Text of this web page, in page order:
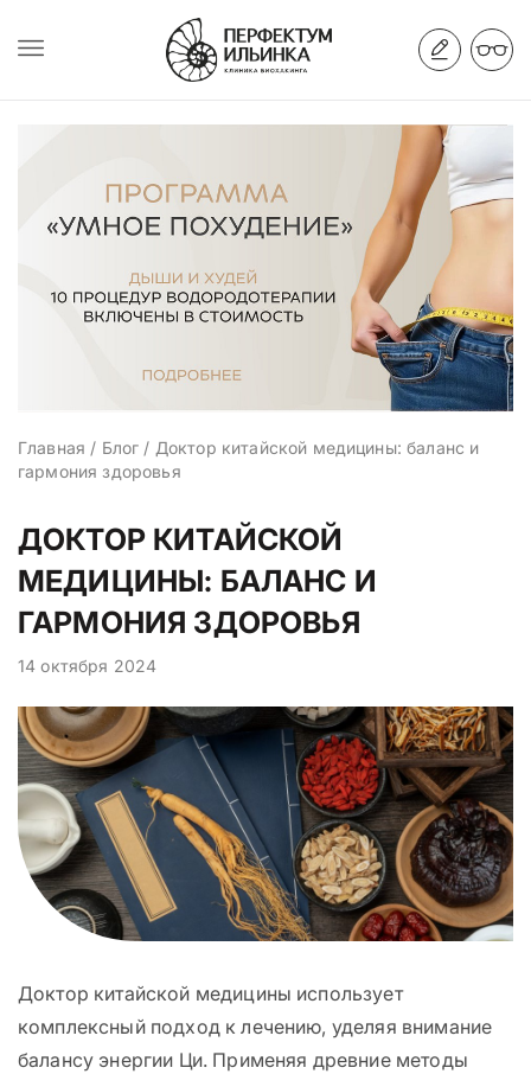
Главная / Блог / Доктор китайской медицины: баланс и
гармония здоровья
ДОКТОР КИТАЙСКОЙ
МЕДИЦИНЫ: БАЛАНС И
ГАРМОНИЯ ЗДОРОВЬЯ
14 октября 2024
Доктор китайской медицины использует
комплексный подход к лечению, уделяя внимание
балансу энергии Ци. Применяя древние методы